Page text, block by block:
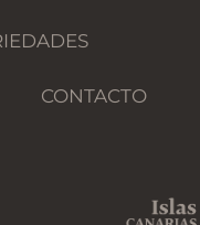
CONTACTO